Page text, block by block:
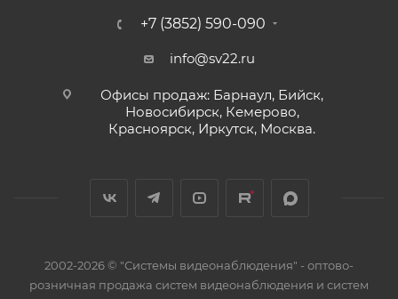
+7 (3852) 590-090
info@sv22.ru
Офисы продаж: Барнаул, Бийск,
Новосибирск, Кемерово,
Красноярск, Иркутск, Москва.
2002-2026 © "Системы видеонаблюдения" - оптово-
розничная продажа систем видеонаблюдения и систем